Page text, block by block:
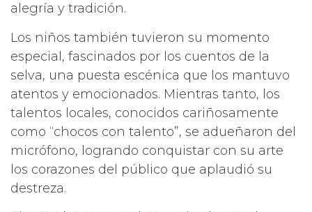
alegría y tradición.
Los niños también tuvieron su momento
especial, fascinados por los cuentos de la
selva, una puesta escénica que los mantuvo
atentos y emocionados. Mientras tanto, los
talentos locales, conocidos cariñosamente
como “chocos con talento”, se adueñaron del
micrófono, logrando conquistar con su arte
los corazones del público que aplaudió su
destreza.